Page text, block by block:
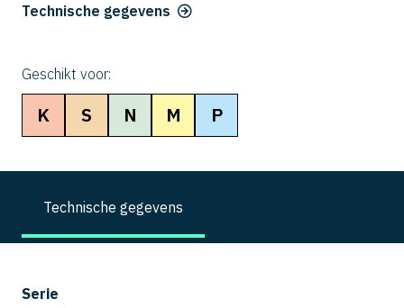
Technische gegevens
Geschikt voor:
K S N M P
Technische gegevens
Serie